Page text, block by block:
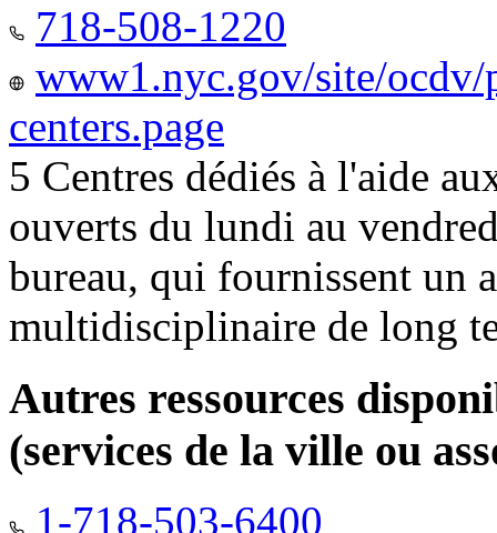
718-508-1220
www1.nyc.gov/site/
centers.page
5 Centres dédiés à l'aide
ouverts du lundi au
bureau, qui fournissent un
multidisciplinaire de long
Autres ressources
(services de la ville ou
1-718-503-6400